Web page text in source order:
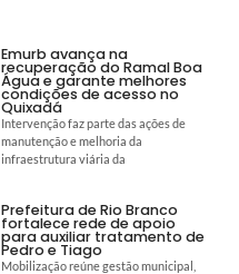
Emurb avança na
recuperação do Ramal Boa
Água e garante melhores
condições de acesso no
Quixadá
Intervenção faz parte das ações de
manutenção e melhoria da
infraestrutura viária da
Prefeitura de Rio Branco
fortalece rede de apoio
para auxiliar tratamento de
Pedro e Tiago
Mobilização reúne gestão municipal,